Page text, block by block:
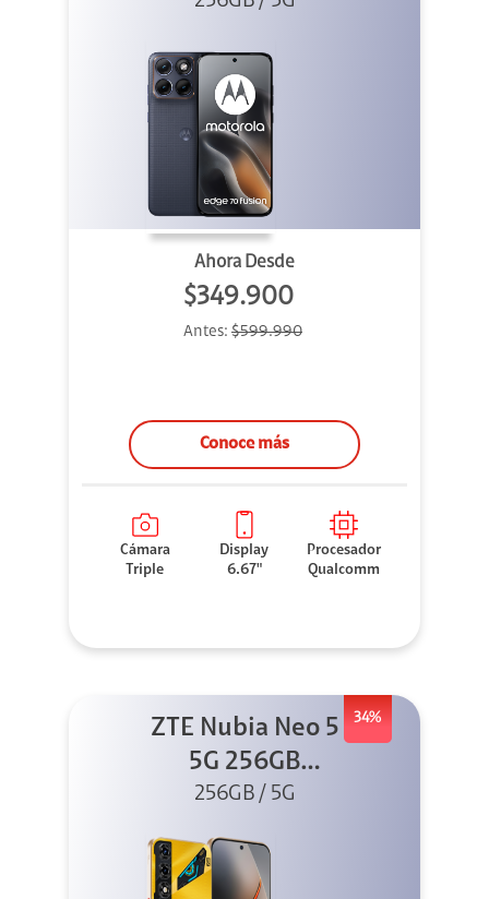
Ahora Desde
$349.900
Antes: $599.990
Conoce más
Cámara
Triple
Display
6.67"
Procesador
Qualcomm
34%
ZTE Nubia Neo 5
5G 256GB
Dorado
256GB / 5G